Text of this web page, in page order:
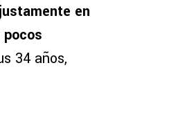
en
34 años,